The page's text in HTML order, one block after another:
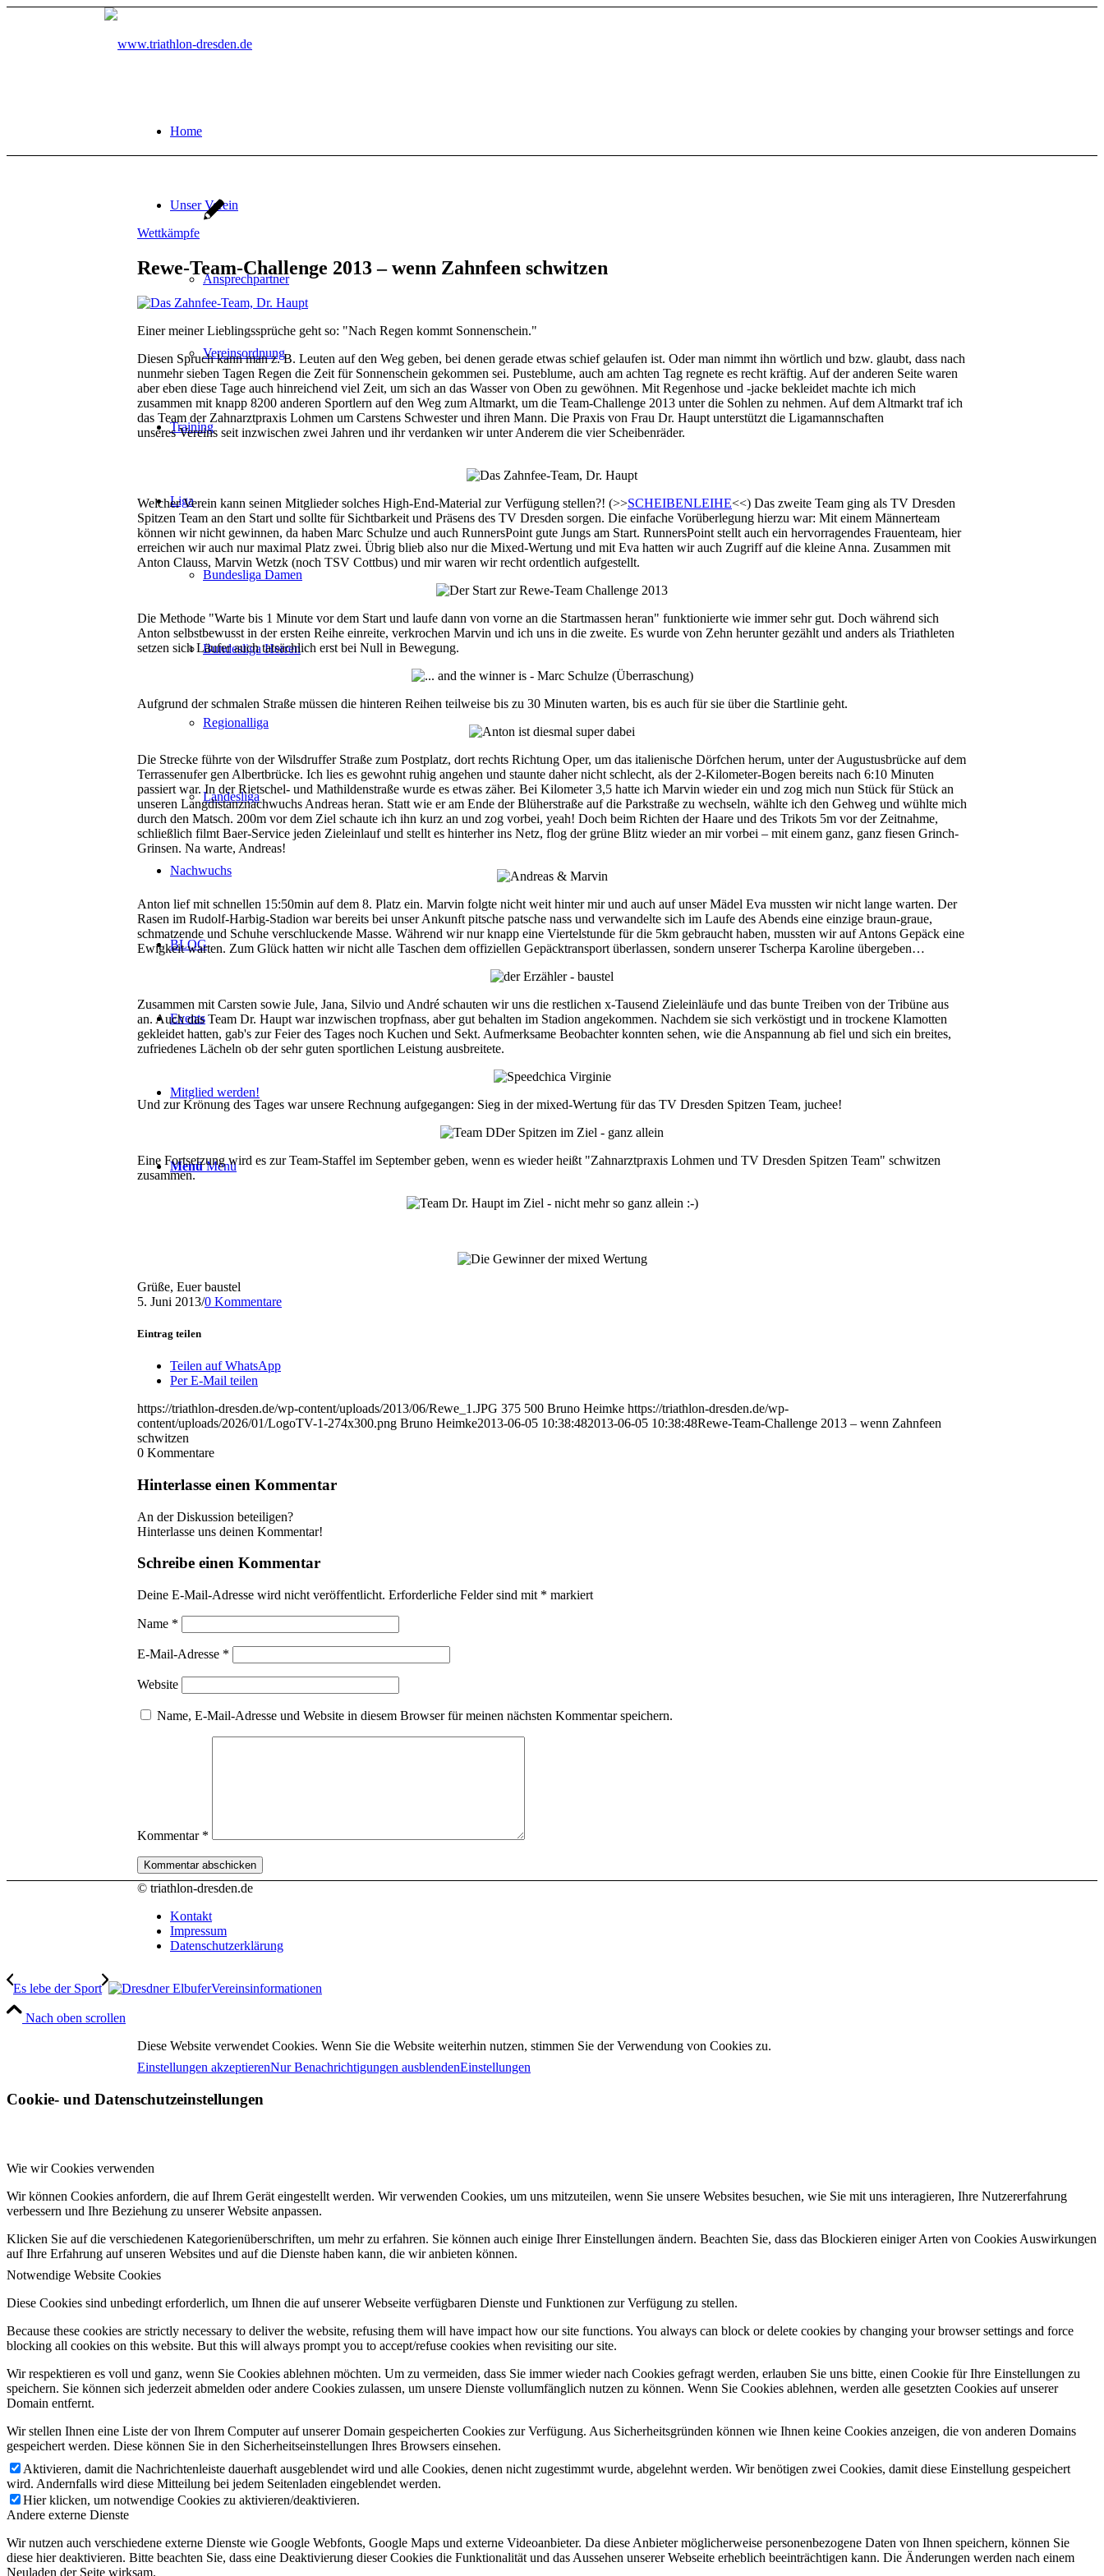
Home
Unser Verein
Ansprechpartner
Vereinsordnung
Training
Liga
Bundesliga Damen
Bundesliga Herren
Regionalliga
Landesliga
Nachwuchs
BLOG
Events
Mitglied werden!
Menü Menü
Wettkämpfe
Rewe-Team-Challenge 2013 – wenn Zahnfeen schwitzen
Einer meiner Lieblingssprüche geht so: "Nach Regen kommt Sonnenschein."
Diesen Spruch kann man z. B. Leuten auf den Weg geben, bei denen gerade etwas schief gelaufen ist. Oder man nimmt ihn wörtlich und bzw. glaubt, dass nach
nunmehr sieben Tagen Regen die Zeit für Sonnenschein gekommen sei. Pusteblume, auch am achten Tag regnete es recht kräftig. Auf der anderen Seite waren
aber eben diese Tage auch hinreichend viel Zeit, um sich an das Wasser von Oben zu gewöhnen. Mit Regenhose und -jacke bekleidet machte ich mich
zusammen mit knapp 8200 anderen Sportlern auf den Weg zum Altmarkt, um die Team-Challenge 2013 unter die Sohlen zu nehmen. Auf dem Altmarkt traf ich
das Team der Zahnarztpraxis Lohmen um Carstens Schwester und ihren Mann. Die Praxis von Frau Dr. Haupt unterstützt die Ligamannschaften
unseres Vereins seit inzwischen zwei Jahren und ihr verdanken wir unter Anderem die vier Scheibenräder.
Welcher Verein kann seinen Mitglieder solches High-End-Material zur Verfügung stellen?! (>>SCHEIBENLEIHE<<) Das zweite Team ging als TV Dresden
Spitzen Team an den Start und sollte für Sichtbarkeit und Präsens des TV Dresden sorgen. Die einfache Vorüberlegung hierzu war: Mit einem Männerteam
können wir nicht gewinnen, da haben Marc Schulze und auch RunnersPoint gute Jungs am Start. RunnersPoint stellt auch ein hervorragendes Frauenteam, hier
erreichen wir auch nur maximal Platz zwei. Übrig blieb also nur die Mixed-Wertung und mit Eva hatten wir auch Zugriff auf die kleine Anna. Zusammen mit
Anton Clauss, Marvin Wetzk (noch TSV Cottbus) und mir waren wir recht ordentlich aufgestellt.
Die Methode "Warte bis 1 Minute vor dem Start und laufe dann von vorne an die Startmassen heran" funktionierte wie immer sehr gut. Doch während sich
Anton selbstbewusst in der ersten Reihe einreite, verkrochen Marvin und ich uns in die zweite. Es wurde von Zehn herunter gezählt und anders als Triathleten
setzen sich Läufer auch tatsächlich erst bei Null in Bewegung.
Aufgrund der schmalen Straße müssen die hinteren Reihen teilweise bis zu 30 Minuten warten, bis es auch für sie über die Startlinie geht.
Die Strecke führte von der Wilsdruffer Straße zum Postplatz, dort rechts Richtung Oper, um das italienische Dörfchen herum, unter der Augustusbrücke auf dem
Terrassenufer gen Albertbrücke. Ich lies es gewohnt ruhig angehen und staunte daher nicht schlecht, als der 2-Kilometer-Bogen bereits nach 6:10 Minuten
passiert war. In der Rietschel- und Mathildenstraße wurde es etwas zäher. Bei Kilometer 3,5 hatte ich Marvin wieder ein und zog mich nun Stück für Stück an
unseren Langdistanznachwuchs Andreas heran. Statt wie er am Ende der Blüherstraße auf die Parkstraße zu wechseln, wählte ich den Gehweg und wühlte mich
durch den Matsch. 200m vor dem Ziel schaute ich ihn kurz an und zog vorbei, yeah! Doch beim Richten der Haare und des Trikots 5m vor der Zeitnahme,
schließlich filmt Baer-Service jeden Zieleinlauf und stellt es hinterher ins Netz, flog der grüne Blitz wieder an mir vorbei – mit einem ganz, ganz fiesen Grinch-
Grinsen. Na warte, Andreas!
Anton lief mit schnellen 15:50min auf dem 8. Platz ein. Marvin folgte nicht weit hinter mir und auch auf unser Mädel Eva mussten wir nicht lange warten. Der
Rasen im Rudolf-Harbig-Stadion war bereits bei unser Ankunft pitsche patsche nass und verwandelte sich im Laufe des Abends eine einzige braun-graue,
schmatzende und Schuhe verschluckende Masse. Während wir nur knapp eine Viertelstunde für die 5km gebraucht haben, mussten wir auf Antons Gepäck eine
Ewigkeit warten. Zum Glück hatten wir nicht alle Taschen dem offiziellen Gepäcktransport überlassen, sondern unserer Tscherpa Karoline übergeben…
Zusammen mit Carsten sowie Jule, Jana, Silvio und André schauten wir uns die restlichen x-Tausend Zieleinläufe und das bunte Treiben von der Tribüne aus
an. Auch das Team Dr. Haupt war inzwischen tropfnass, aber gut behalten im Stadion angekommen. Nachdem sie sich verköstigt und in trockene Klamotten
gekleidet hatten, gab's zur Feier des Tages noch Kuchen und Sekt. Aufmerksame Beobachter konnten sehen, wie die Anspannung ab fiel und sich ein breites,
zufriedenes Lächeln ob der sehr guten sportlichen Leistung ausbreitete.
Und zur Krönung des Tages war unsere Rechnung aufgegangen: Sieg in der mixed-Wertung für das TV Dresden Spitzen Team, juchee!
Eine Fortsetzung wird es zur Team-Staffel im September geben, wenn es wieder heißt "Zahnarztpraxis Lohmen und TV Dresden Spitzen Team" schwitzen
zusammen.
Grüße, Euer baustel
5. Juni 2013/0 Kommentare
Eintrag teilen
Teilen auf WhatsApp
Per E-Mail teilen
https://triathlon-dresden.de/wp-content/uploads/2013/06/Rewe_1.JPG 375 500 Bruno Heimke https://triathlon-dresden.de/wp-
content/uploads/2026/01/LogoTV-1-274x300.png Bruno Heimke2013-06-05 10:38:482013-06-05 10:38:48Rewe-Team-Challenge 2013 – wenn Zahnfeen
schwitzen
0 Kommentare
Hinterlasse einen Kommentar
An der Diskussion beteiligen?
Hinterlasse uns deinen Kommentar!
Schreibe einen Kommentar
Deine E-Mail-Adresse wird nicht veröffentlicht. Erforderliche Felder sind mit * markiert
Name *
E-Mail-Adresse *
Website
Name, E-Mail-Adresse und Website in diesem Browser für meinen nächsten Kommentar speichern.
Kommentar *
© triathlon-dresden.de
Kontakt
Impressum
Datenschutzerklärung
Es lebe der Sport Vereinsinformationen
Nach oben scrollen
Diese Website verwendet Cookies. Wenn Sie die Website weiterhin nutzen, stimmen Sie der Verwendung von Cookies zu.
Einstellungen akzeptierenNur Benachrichtigungen ausblendenEinstellungen
Cookie- und Datenschutzeinstellungen
Wie wir Cookies verwenden
Wir können Cookies anfordern, die auf Ihrem Gerät eingestellt werden. Wir verwenden Cookies, um uns mitzuteilen, wenn Sie unsere Websites besuchen, wie Sie mit uns interagieren, Ihre Nutzererfahrung
verbessern und Ihre Beziehung zu unserer Website anpassen.
Klicken Sie auf die verschiedenen Kategorienüberschriften, um mehr zu erfahren. Sie können auch einige Ihrer Einstellungen ändern. Beachten Sie, dass das Blockieren einiger Arten von Cookies Auswirkungen
auf Ihre Erfahrung auf unseren Websites und auf die Dienste haben kann, die wir anbieten können.
Notwendige Website Cookies
Diese Cookies sind unbedingt erforderlich, um Ihnen die auf unserer Webseite verfügbaren Dienste und Funktionen zur Verfügung zu stellen.
Because these cookies are strictly necessary to deliver the website, refusing them will have impact how our site functions. You always can block or delete cookies by changing your browser settings and force
blocking all cookies on this website. But this will always prompt you to accept/refuse cookies when revisiting our site.
Wir respektieren es voll und ganz, wenn Sie Cookies ablehnen möchten. Um zu vermeiden, dass Sie immer wieder nach Cookies gefragt werden, erlauben Sie uns bitte, einen Cookie für Ihre Einstellungen zu
speichern. Sie können sich jederzeit abmelden oder andere Cookies zulassen, um unsere Dienste vollumfänglich nutzen zu können. Wenn Sie Cookies ablehnen, werden alle gesetzten Cookies auf unserer
Domain entfernt.
Wir stellen Ihnen eine Liste der von Ihrem Computer auf unserer Domain gespeicherten Cookies zur Verfügung. Aus Sicherheitsgründen können wie Ihnen keine Cookies anzeigen, die von anderen Domains
gespeichert werden. Diese können Sie in den Sicherheitseinstellungen Ihres Browsers einsehen.
Aktivieren, damit die Nachrichtenleiste dauerhaft ausgeblendet wird und alle Cookies, denen nicht zugestimmt wurde, abgelehnt werden. Wir benötigen zwei Cookies, damit diese Einstellung gespeichert
wird. Andernfalls wird diese Mitteilung bei jedem Seitenladen eingeblendet werden.
Hier klicken, um notwendige Cookies zu aktivieren/deaktivieren.
Andere externe Dienste
Wir nutzen auch verschiedene externe Dienste wie Google Webfonts, Google Maps und externe Videoanbieter. Da diese Anbieter möglicherweise personenbezogene Daten von Ihnen speichern, können Sie
diese hier deaktivieren. Bitte beachten Sie, dass eine Deaktivierung dieser Cookies die Funktionalität und das Aussehen unserer Webseite erheblich beeinträchtigen kann. Die Änderungen werden nach einem
Neuladen der Seite wirksam.